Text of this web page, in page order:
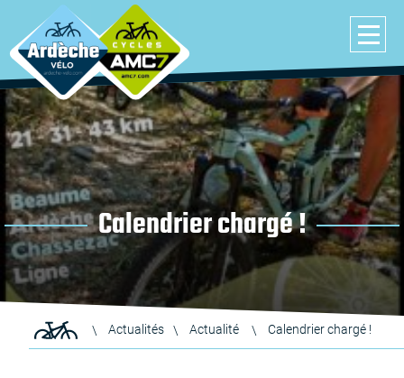
Calendrier chargé !
Actualités Actualité Calendrier chargé !